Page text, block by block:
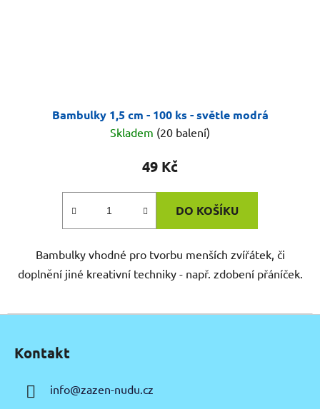
Bambulky 1,5 cm - 100 ks - světle modrá
Skladem (20 balení)
49 Kč
DO KOŠÍKU
Bambulky vhodné pro tvorbu menších zvířátek, či
doplnění jiné kreativní techniky - např. zdobení přáníček.
Kontakt
info@zazen-nudu.cz